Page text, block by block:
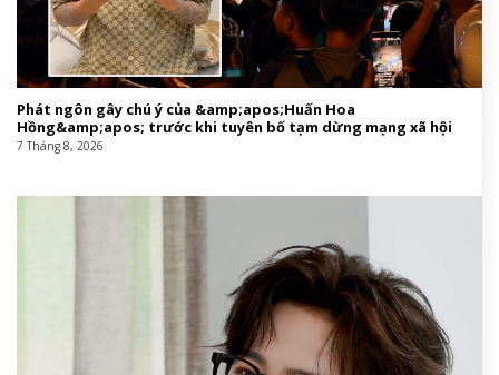
Phát ngôn gây chú ý của &amp;apos;Huấn Hoa
Hồng&amp;apos; trước khi tuyên bố tạm dừng mạng xã hội
7 Tháng 8, 2026